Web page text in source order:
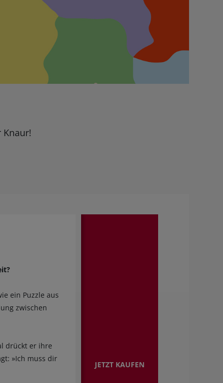
Knaur!
ein Puzzle aus
zwischen
drückt er ihre
»Ich muss dir
JETZT KAUFEN